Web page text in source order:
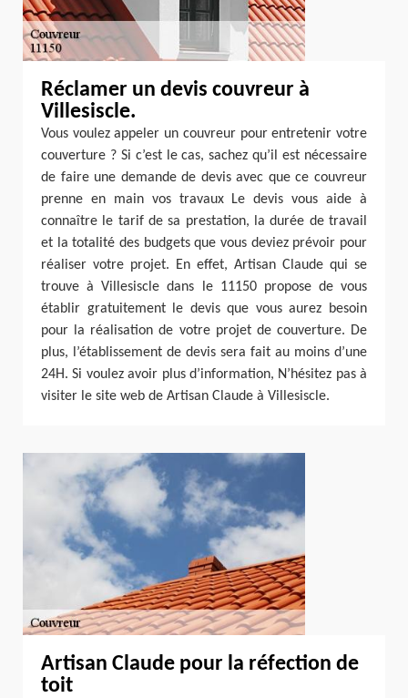
Réclamer un devis couvreur à
Villesiscle.
Vous voulez appeler un couvreur pour entretenir votre
couverture ? Si c’est le cas, sachez qu’il est nécessaire
de faire une demande de devis avec que ce couvreur
prenne en main vos travaux Le devis vous aide à
connaître le tarif de sa prestation, la durée de travail
et la totalité des budgets que vous deviez prévoir pour
réaliser votre projet. En effet, Artisan Claude qui se
trouve à Villesiscle dans le 11150 propose de vous
établir gratuitement le devis que vous aurez besoin
pour la réalisation de votre projet de couverture. De
plus, l’établissement de devis sera fait au moins d’une
24H. Si voulez avoir plus d’information, N’hésitez pas à
visiter le site web de Artisan Claude à Villesiscle.
Artisan Claude pour la réfection de
toit